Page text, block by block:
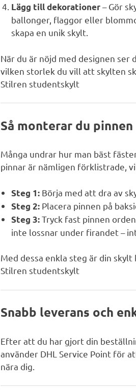
Lägg till dekorationer– Gör
ballonger, flaggor eller
skapa en unik skylt.
När du är nöjd med designen
vilken storlek du vill att skylten
Stilren studentskylt
Så monterar du
Många undrar hur man bäst
pinnar är nämligen förklistrade,
Steg 1: Börja med att dra av
Steg 2: Placera pinnen på
Steg 3:Tryck fast pinnen
inte lossnar under firandet –
Med dessa enkla steg är din
Stilren studentskylt
Snabb leverans och
Efter att du har gjort din
använder DHL Service Point för
nära dig.